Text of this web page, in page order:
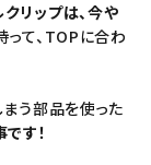
リップは、今や
て、TOPに合わ
う部品を使った
す！